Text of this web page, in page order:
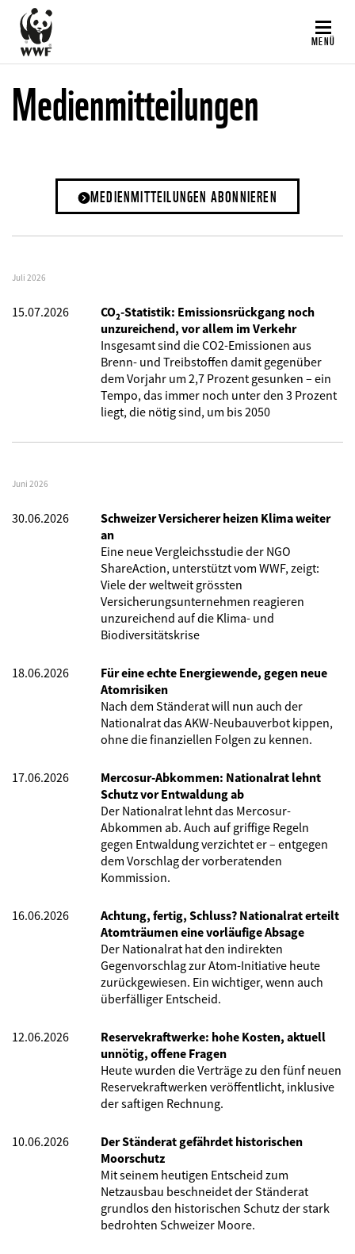
Direkt
zum
Inhalt
MENÜ
Medienmitteilungen
MEDIENMITTEILUNGEN ABONNIEREN
Juli 2026
15.07.2026
CO₂-Statistik: Emissionsrückgang noch
unzureichend, vor allem im Verkehr
Insgesamt sind die CO2-Emissionen aus
Brenn- und Treibstoffen damit gegenüber
dem Vorjahr um 2,7 Prozent gesunken – ein
Tempo, das immer noch unter den 3 Prozent
liegt, die nötig sind, um bis 2050
Juni 2026
30.06.2026
Schweizer Versicherer heizen Klima weiter
an
Eine neue Vergleichsstudie der NGO
ShareAction, unterstützt vom WWF, zeigt:
Viele der weltweit grössten
Versicherungsunternehmen reagieren
unzureichend auf die Klima- und
Biodiversitätskrise
18.06.2026
Für eine echte Energiewende, gegen neue
Atomrisiken
Nach dem Ständerat will nun auch der
Nationalrat das AKW-Neubauverbot kippen,
ohne die finanziellen Folgen zu kennen.
17.06.2026
Mercosur-Abkommen: Nationalrat lehnt
Schutz vor Entwaldung ab
Der Nationalrat lehnt das Mercosur-
Abkommen ab. Auch auf griffige Regeln
gegen Entwaldung verzichtet er – entgegen
dem Vorschlag der vorberatenden
Kommission.
16.06.2026
Achtung, fertig, Schluss? Nationalrat erteilt
Atomträumen eine vorläufige Absage
Der Nationalrat hat den indirekten
Gegenvorschlag zur Atom-Initiative heute
zurückgewiesen. Ein wichtiger, wenn auch
überfälliger Entscheid.
12.06.2026
Reservekraftwerke: hohe Kosten, aktuell
unnötig, offene Fragen
Heute wurden die Verträge zu den fünf neuen
Reservekraftwerken veröffentlicht, inklusive
der saftigen Rechnung.
10.06.2026
Der Ständerat gefährdet historischen
Moorschutz
Mit seinem heutigen Entscheid zum
Netzausbau beschneidet der Ständerat
grundlos den historischen Schutz der stark
bedrohten Schweizer Moore.